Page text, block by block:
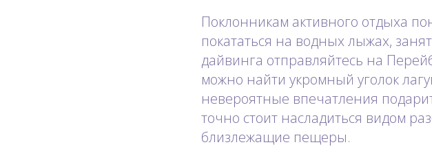
Поклонникам активного отдыха
покататься на водных лыжах,
дайвинга отправляйтесь на
можно найти укромный уголок
невероятные впечатления
точно стоит насладиться видом
близлежащие пещеры.